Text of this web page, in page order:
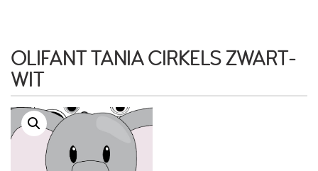
OLIFANT TANIA CIRKELS ZWART-
WIT